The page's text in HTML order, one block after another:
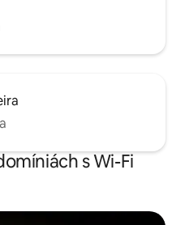
s Wi-Fi